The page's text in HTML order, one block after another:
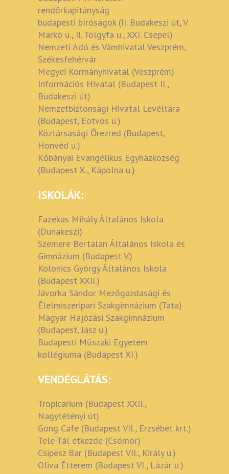
rendőrkapitányság
budapesti bíróságok (II. Budakeszi út, V.
Markó u., II. Tölgyfa u., XXI. Csepel)
Nemzeti Adó és Vámhivatal Veszprém,
Székesfehérvár
Megyei Kormányhivatal (Veszprém)
Információs Hivatal (Budapest II.,
Budakeszi út)
Nemzetbiztonsági Hivatal Levéltára
(Budapest, Eötvös u.)
Köztársasági Őrezred (Budapest,
Honvéd u.)
Kőbányai Evangélikus Egyházközség
(Budapest X., Kápolna u.)
ISKOLÁK:
Fazekas Mihály Általános Iskola
(Dunakeszi)
Szemere Bertalan Általános Iskola és
Gimnázium (Budapest V.)
Kolonics György Általános Iskola
(Budapest XXII.)
Jávorka Sándor Mezőgazdasági és
Élelmiszeripari Szakgimnázium (Tata)
Magyar Hajózási Szakgimnázium
(Budapest, Jász u.)
Budapesti Műszaki Egyetem
kollégiuma (Budapest XI.)
VENDÉGLÁTÁS:
Tropicarium (Budapest XXII.,
Nagytétényi út)
Gong Cafe (Budapest VII., Erzsébet krt.)
Tele-Tál étkezde (Csömör)
Csipesz Bar (Budapest VII., Király u.)
Oliva Étterem (Budapest VI., Lázár u.)